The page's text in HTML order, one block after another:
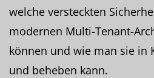
welche versteckten
modernen Multi-Tenant-
können und wie man sie in
und beheben kann.